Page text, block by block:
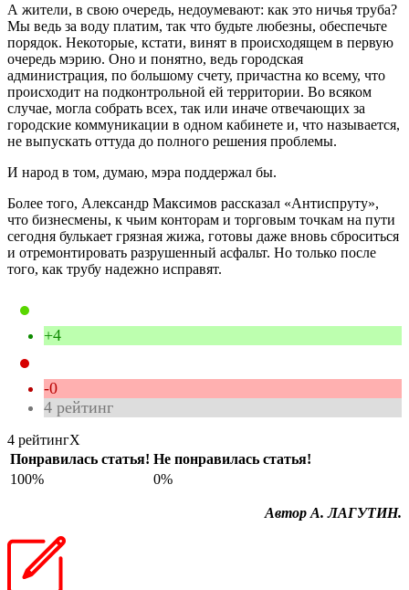
А жители, в свою очередь, недоумевают: как это ничья труба?
Мы ведь за воду платим, так что будьте любезны, обеспечьте
порядок. Некоторые, кстати, винят в происходящем в первую
очередь мэрию. Оно и понятно, ведь городская
администрация, по большому счету, причастна ко всему, что
происходит на подконтрольной ей территории. Во всяком
случае, могла собрать всех, так или иначе отвечающих за
городские коммуникации в одном кабинете и, что называется,
не выпускать оттуда до полного решения проблемы.
И народ в том, думаю, мэра поддержал бы.
Более того, Александр Максимов рассказал «Антиспруту»,
что бизнесмены, к чьим конторам и торговым точкам на пути
сегодня булькает грязная жижа, готовы даже вновь сброситься
и отремонтировать разрушенный асфальт. Но только после
того, как трубу надежно исправят.
+4
-0
4 рейтинг
4 рейтингX
Понравилась статья! Не понравилась статья!
100%
0%
Автор А. ЛАГУТИН.